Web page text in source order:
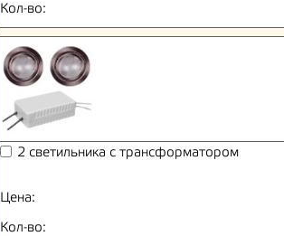
Кол-во:
2 светильника с трансформатором
Цена:
Кол-во: